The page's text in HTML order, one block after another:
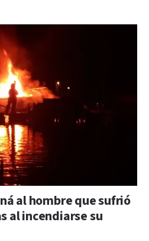
al hombre que sufrió
al incendiarse su